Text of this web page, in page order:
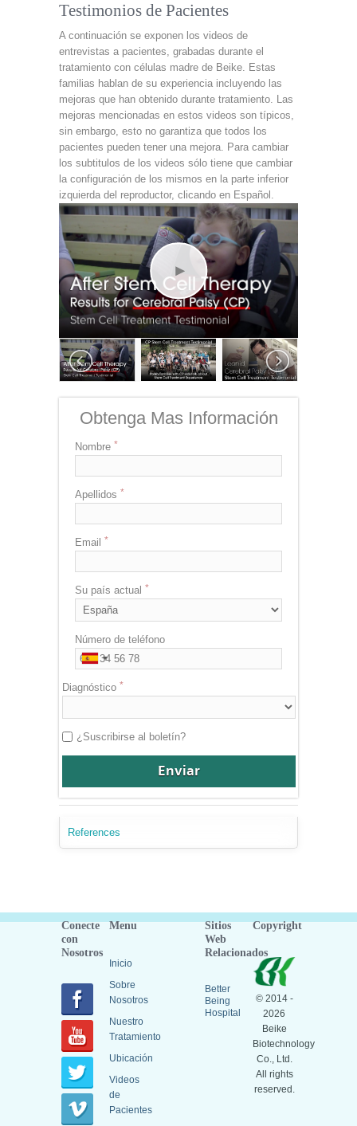
Testimonios de Pacientes
A continuación se exponen los videos de
entrevistas a pacientes, grabadas durante el
tratamiento con células madre de Beike. Estas
familias hablan de su experiencia incluyendo las
mejoras que han obtenido durante tratamiento. Las
mejoras mencionadas en estos videos son típicos,
sin embargo, esto no garantiza que todos los
pacientes pueden tener una mejora. Para cambiar
los subtitulos de los videos sólo tiene que cambiar
la configuración de los mismos en la parte inferior
izquierda del reproductor, clicando en Español.
Obtenga Mas Información
Nombre
Apellidos
Email
Su país actual
Número de teléfono
Diagnóstico
¿Suscribirse al boletín?
References
Conecte
con
Nosotros
Menu
Inicio
Sobre
Nosotros
Nuestro
Tratamiento
Ubicación
Videos
de
Pacientes
Sitios
Web
Relacionados
Better
Being
Hospital
Copyright
© 2014 -
2026
Beike
Biotechnology
Co., Ltd.
All rights
reserved.